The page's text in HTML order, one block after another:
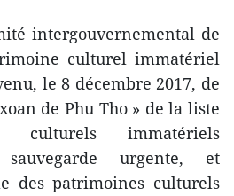
intergouvernemental de
culturel immatériel
le 8 décembre 2017, de
de Phu Tho » de la liste
culturels immatériels
urgente, et
des patrimoines culturels